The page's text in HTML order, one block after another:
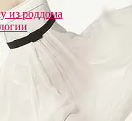
из роддома